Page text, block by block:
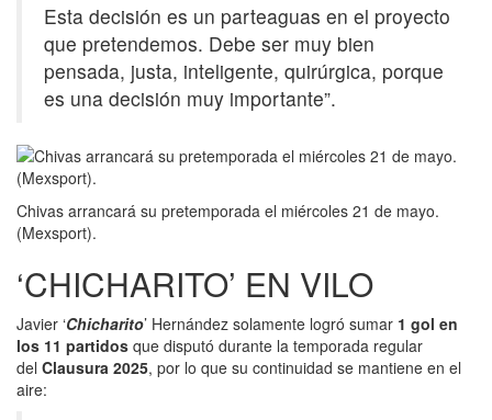
Esta decisión es un parteaguas en el proyecto
que pretendemos. Debe ser muy bien
pensada, justa, inteligente, quirúrgica, porque
es una decisión muy importante”.
Chivas arrancará su pretemporada el miércoles 21 de mayo.
(Mexsport).
‘CHICHARITO’ EN VILO
Javier ‘Chicharito’ Hernández solamente logró sumar 1 gol en
los 11 partidos que disputó durante la temporada regular
del Clausura 2025, por lo que su continuidad se mantiene en el
aire: